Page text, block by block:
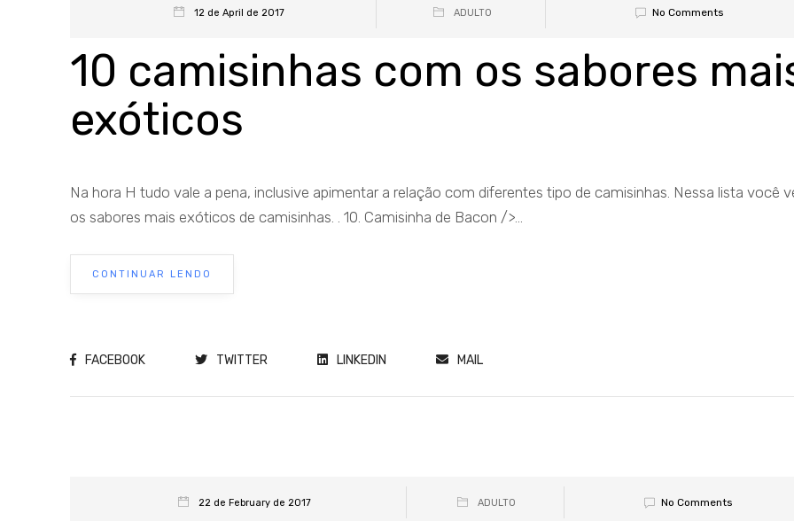
12 de April de 2017 ADULTO No Comments
10 camisinhas com os sabores
exóticos
Na hora H tudo vale a pena, inclusive apimentar a relação com diferentes tipo de camisinhas. Nessa lista você
os sabores mais exóticos de camisinhas. . 10. Camisinha de Bacon />...
CONTINUAR LENDO
FACEBOOK TWITTER LINKEDIN MAIL
22 de February de 2017 ADULTO No Comments